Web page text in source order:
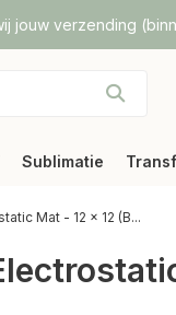
jouw verzending
Sublimatie
Mat - 12 x 12 (B...